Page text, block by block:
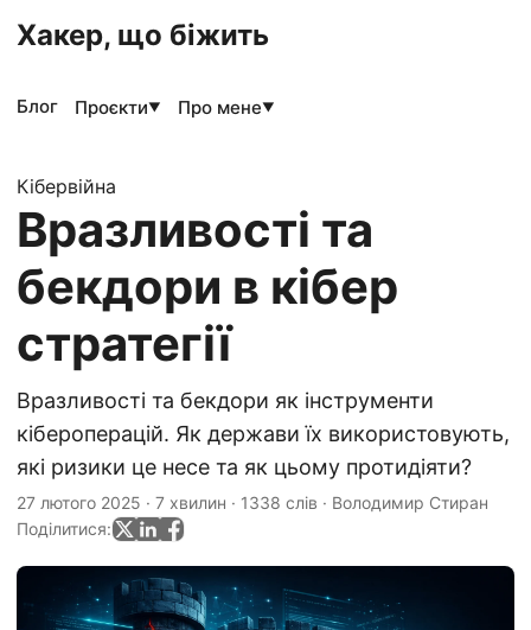
Хакер, що біжить
Блог Проєкти▼ Про мене▼
Кібервійна
Вразливості та
бекдори в кібер
стратегії
Вразливості та бекдори як інструменти
кібероперацій. Як держави їх використовують,
які ризики це несе та як цьому протидіяти?
27 лютого 2025 · 7 хвилин · 1338 слів · Володимир Стиран
Поділитися: